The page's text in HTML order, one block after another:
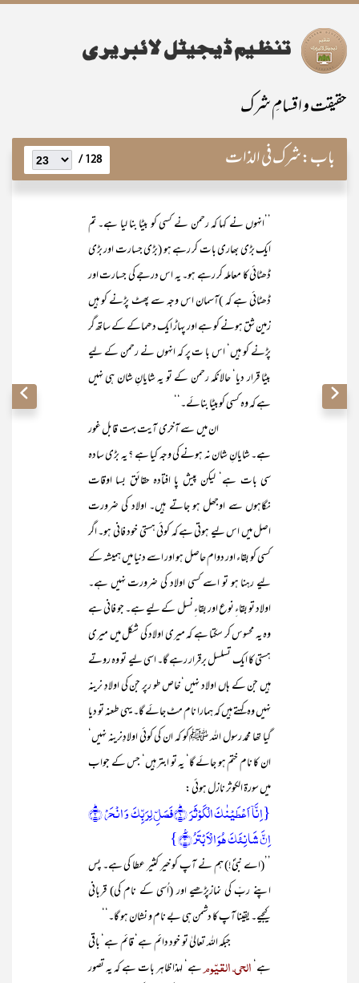
حقیقت و اقسامِ شرک
باب:شرک فی الذات 128 /
’’انہوں نے کہا کہ رحمن نے کسی کو بیٹا بنا لیا ہے۔ تم
ایک بڑی بھاری بات کر رہے ہو (بڑی جسارت اور بڑی
ڈھٹائی کا معاملہ کر رہے ہو۔ یہ اس درجے کی جسارت اور
ڈھٹائی ہے کہ )آسمان اس وجہ سے پھٹ پڑنے کو ہیں
زمین شق ہونے کو ہے اور پہاڑ ایک دھماکے کے ساتھ گر
پڑنے کو ہیں‘ اس با ت پر کہ انہوں نے رحمن کے لیے
بیٹا قرار دیا‘ حالانکہ رحمن کے تو یہ شایانِ شان ہی نہیں
ہے کہ وہ کسی کوبیٹا بنائے۔‘‘
ان میں سے آخری آیت بہت قابل غور
ہے۔ شایانِ شان نہ ہونے کی وجہ کیا ہے ؟ یہ بڑی سادہ
سی بات ہے‘ لیکن پیش پا افتادہ حقائق بسا اوقات
نگاہوں سے اوجھل ہو جاتے ہیں۔ اولاد کی ضرورت
اصل میں اس لیے ہوتی ہے کہ کوئی ہستی خود فانی ہو۔ اگر
کسی کو بقاء اور دوام حاصل ہو اور اسے دنیا میں ہمیشہ کے
لیے رہنا ہو تو اسے کسی اولاد کی ضرورت نہیں ہے۔
اولاد تو بقاءِ نوع اور بقاءِ نسل کے لیے ہے۔ جو فانی ہے
وہ یہ محسوس کر سکتا ہے کہ میری اولاد کی شکل میں میری
ہستی کا ایک تسلسل برقرار رہے گا۔ اسی لیے تو وہ روتے
ہیں جن کے ہاں اولاد نہیں‘ خاص طو رپر جن کی اولادِ نرینہ
نہیں وہ کہتے ہیں کہ ہمارا نام مٹ جائے گا۔ یہی طعنہ تو دیا
گیا تھا محمد رسول اللہ ﷺکو کہ ان کی کوئی اولادِنرینہ نہیں‘
ان کا نام ختم ہو جائے گا‘ یہ تو ابتر ہیں‘ جس کے جواب
میں سورۃ الکوثر نازل ہوئی :
{اِنَّاۤ اَعۡطَیۡنٰکَ الۡکَوۡثَرَ ؕ﴿۱﴾فَصَلِّ لِرَبِّکَ وَ انۡحَرۡ ؕ﴿۲﴾
اِنَّ شَانِئَکَ ہُوَ الۡاَبۡتَرُ ٪﴿۳﴾}
’’(اے نبیؐ!) ہم نے آپ کو خیر کثیر عطا کی ہے۔ پس
اپنے ربّ کی نمازپڑھیے اور (اُسی کے نام کی) قربانی
کیجیے۔ یقینا آپ کا دشمن ہی بے نام و نشان ہو گا۔‘‘
جبکہ اللہ تعالیٰ تو خود دائم ہے‘ قائم ہے‘ باقی
ہے‘ الحی ّ القیّومہے‘ لہذا ظاہر بات ہے کہ یہ تصور